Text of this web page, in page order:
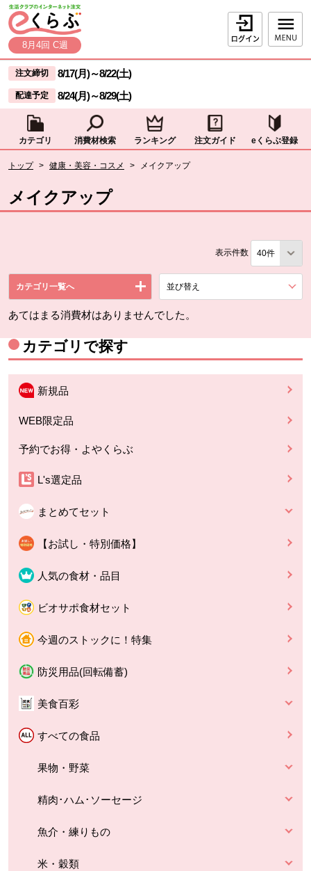
ページの先頭です。
本文へジャンプする。
8月4回 C週
ログイン
ここからサイト内共通メニューです。
サイト内共通メニューをスキップする
注文締切 8/17(月)～8/22(土)
配達予定 8/24(月)～8/29(土)
カテゴリ 消費材検索 ランキング 注文ガイド eくらぶ登録
トップ > 健康・美容・コスメ > メイクアップ
メイクアップ
表示件数
カテゴリ一覧へ 並び替え
あてはまる消費材はありませんでした。
カテゴリで探す
新規品
WEB限定品
予約でお得・よやくらぶ
L's選定品
まとめてセット
【お試し・特別価格】
人気の食材・品目
ビオサポ食材セット
今週のストックに！特集
防災用品(回転備蓄)
美食百彩
すべての食品
果物・野菜
精肉･ハム･ソーセージ
魚介・練りもの
米・穀類